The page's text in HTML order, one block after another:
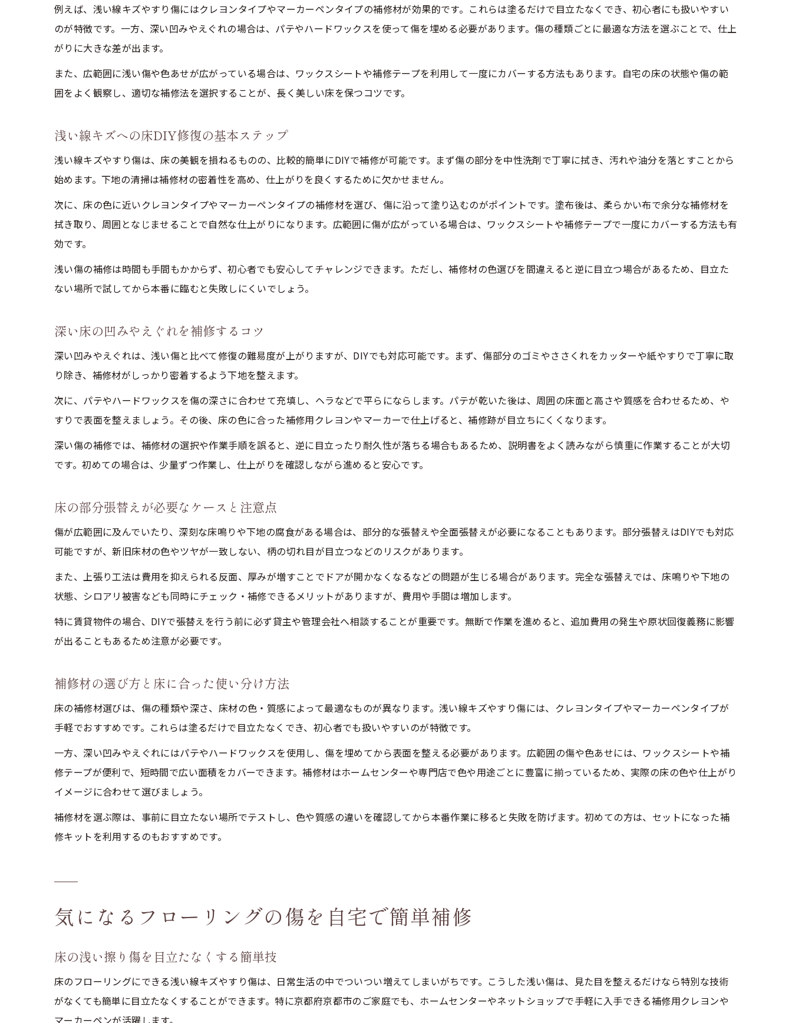
床の擦り傷にハンドクリームが効く理由
正しい床補修のための下準備と手順解説
床のツヤを自然に戻すアフターケア方法
床の傷補修で色むらを防ぐポイントとは
床の傷を埋めるDIY補修の手順と注意点
補修後の床の色合わせと木目再現の工夫
床にできた大きな傷の応急処置と対策法
床補修に必要な道具と使い方のコツ紹介
床の傷タイプ別に最適な補修法を選ぶコツ
床の補修費用を抑える材料選びと工夫点
自宅でできる床の傷対策と失敗しない手順
床をきれいに保つための日常的な傷予防策
床補修に役立つDIYグッズと選び方まとめ
床の傷補修後に仕上がりを確認する大切さ
自宅で床を修復する前の養生ポイント紹介
例えば、浅い線キズやすり傷にはクレヨンタイプやマーカーペンタイプの補修材が効果的です。これらは塗るだけで目立たなくでき、初心者にも扱いやすい
のが特徴です。一方、深い凹みやえぐれの場合は、パテやハードワックスを使って傷を埋める必要があります。傷の種類ごとに最適な方法を選ぶことで、仕上
がりに大きな差が出ます。
また、広範囲に浅い傷や色あせが広がっている場合は、ワックスシートや補修テープを利用して一度にカバーする方法もあります。自宅の床の状態や傷の範
囲をよく観察し、適切な補修法を選択することが、長く美しい床を保つコツです。
浅い線キズへの床DIY修復の基本ステップ
浅い線キズやすり傷は、床の美観を損ねるものの、比較的簡単にDIYで補修が可能です。まず傷の部分を中性洗剤で丁寧に拭き、汚れや油分を落とすことから
始めます。下地の清掃は補修材の密着性を高め、仕上がりを良くするために欠かせません。
次に、床の色に近いクレヨンタイプやマーカーペンタイプの補修材を選び、傷に沿って塗り込むのがポイントです。塗布後は、柔らかい布で余分な補修材を
拭き取り、周囲となじませることで自然な仕上がりになります。広範囲に傷が広がっている場合は、ワックスシートや補修テープで一度にカバーする方法も有
効です。
浅い傷の補修は時間も手間もかからず、初心者でも安心してチャレンジできます。ただし、補修材の色選びを間違えると逆に目立つ場合があるため、目立た
ない場所で試してから本番に臨むと失敗しにくいでしょう。
深い床の凹みやえぐれを補修するコツ
深い凹みやえぐれは、浅い傷と比べて修復の難易度が上がりますが、DIYでも対応可能です。まず、傷部分のゴミやささくれをカッターや紙やすりで丁寧に取
り除き、補修材がしっかり密着するよう下地を整えます。
次に、パテやハードワックスを傷の深さに合わせて充填し、ヘラなどで平らにならします。パテが乾いた後は、周囲の床面と高さや質感を合わせるため、や
すりで表面を整えましょう。その後、床の色に合った補修用クレヨンやマーカーで仕上げると、補修跡が目立ちにくくなります。
深い傷の補修では、補修材の選択や作業手順を誤ると、逆に目立ったり耐久性が落ちる場合もあるため、説明書をよく読みながら慎重に作業することが大切
です。初めての場合は、少量ずつ作業し、仕上がりを確認しながら進めると安心です。
床の部分張替えが必要なケースと注意点
傷が広範囲に及んでいたり、深刻な床鳴りや下地の腐食がある場合は、部分的な張替えや全面張替えが必要になることもあります。部分張替えはDIYでも対応
可能ですが、新旧床材の色やツヤが一致しない、柄の切れ目が目立つなどのリスクがあります。
また、上張り工法は費用を抑えられる反面、厚みが増すことでドアが開かなくなるなどの問題が生じる場合があります。完全な張替えでは、床鳴りや下地の
状態、シロアリ被害なども同時にチェック・補修できるメリットがありますが、費用や手間は増加します。
特に賃貸物件の場合、DIYで張替えを行う前に必ず貸主や管理会社へ相談することが重要です。無断で作業を進めると、追加費用の発生や原状回復義務に影響
が出ることもあるため注意が必要です。
補修材の選び方と床に合った使い分け方法
床の補修材選びは、傷の種類や深さ、床材の色・質感によって最適なものが異なります。浅い線キズやすり傷には、クレヨンタイプやマーカーペンタイプが
手軽でおすすめです。これらは塗るだけで目立たなくでき、初心者でも扱いやすいのが特徴です。
一方、深い凹みやえぐれにはパテやハードワックスを使用し、傷を埋めてから表面を整える必要があります。広範囲の傷や色あせには、ワックスシートや補
修テープが便利で、短時間で広い面積をカバーできます。補修材はホームセンターや専門店で色や用途ごとに豊富に揃っているため、実際の床の色や仕上がり
イメージに合わせて選びましょう。
補修材を選ぶ際は、事前に目立たない場所でテストし、色や質感の違いを確認してから本番作業に移ると失敗を防げます。初めての方は、セットになった補
修キットを利用するのもおすすめです。
気になるフローリングの傷を自宅で簡単補修
床の浅い擦り傷を目立たなくする簡単技
床のフローリングにできる浅い線キズやすり傷は、日常生活の中でついつい増えてしまいがちです。こうした浅い傷は、見た目を整えるだけなら特別な技術
がなくても簡単に目立たなくすることができます。特に京都府京都市のご家庭でも、ホームセンターやネットショップで手軽に入手できる補修用クレヨンや
マーカーペンが活躍します。